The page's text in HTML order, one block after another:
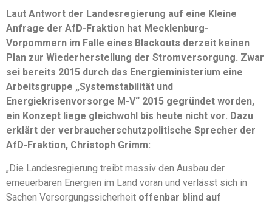
Laut Antwort der Landesregierung auf eine Kleine
Anfrage der AfD-Fraktion hat Mecklenburg-
Vorpommern im Falle eines Blackouts derzeit keinen
Plan zur Wiederherstellung der Stromversorgung. Zwar
sei bereits 2015 durch das Energieministerium eine
Arbeitsgruppe „Systemstabilität und
Energiekrisenvorsorge M-V“ 2015 gegründet worden,
ein Konzept liege gleichwohl bis heute nicht vor. Dazu
erklärt der verbraucherschutzpolitische Sprecher der
AfD-Fraktion, Christoph Grimm:
„Die Landesregierung treibt massiv den Ausbau der
erneuerbaren Energien im Land voran und verlässt sich in
Sachen Versorgungssicherheit offenbar blind auf